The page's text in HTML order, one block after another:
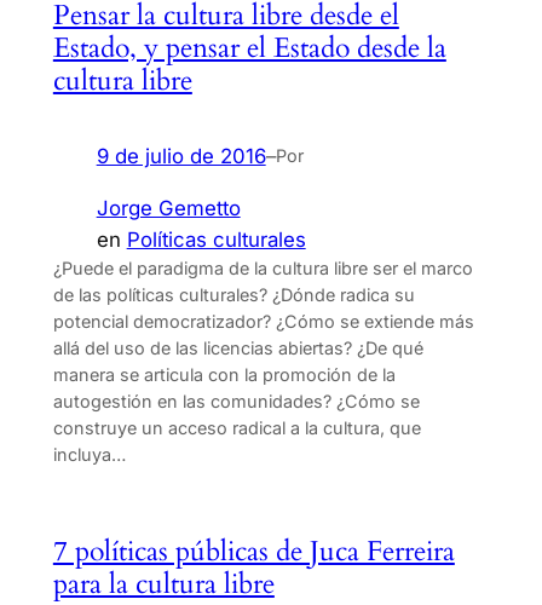
Pensar la cultura libre desde el
Estado, y pensar el Estado desde la
cultura libre
9 de julio de 2016–Por
Jorge Gemetto
en Políticas culturales
¿Puede el paradigma de la cultura libre ser el marco
de las políticas culturales? ¿Dónde radica su
potencial democratizador? ¿Cómo se extiende más
allá del uso de las licencias abiertas? ¿De qué
manera se articula con la promoción de la
autogestión en las comunidades? ¿Cómo se
construye un acceso radical a la cultura, que
incluya…
7 políticas públicas de Juca Ferreira
para la cultura libre